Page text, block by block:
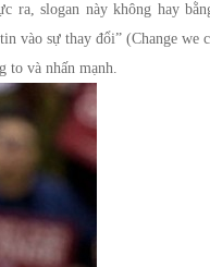
ra, slogan này không hay
vào sự thay đổi” (Change we
to và nhấn mạnh.